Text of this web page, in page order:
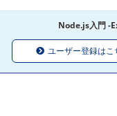
Node.js入門 -
ユーザー登録はこ